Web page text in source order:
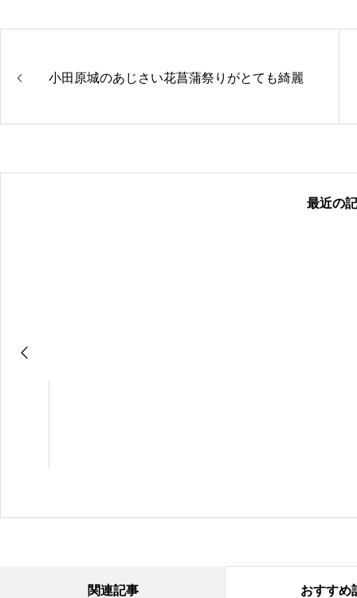
小田原城のあじさい花菖蒲祭りがとても綺麗
最近の
関連記事 おすすめ